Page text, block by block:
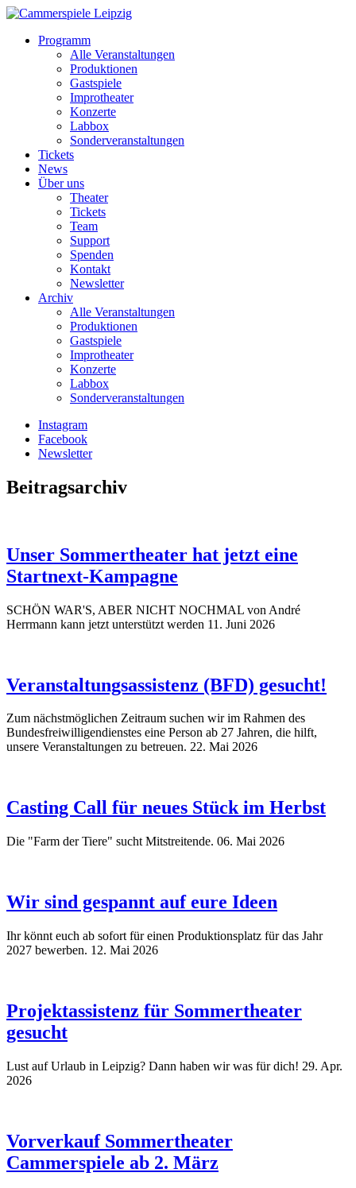
Programm
Alle Veranstaltungen
Produktionen
Gastspiele
Improtheater
Konzerte
Labbox
Sonderveranstaltungen
Tickets
News
Über uns
Theater
Tickets
Team
Support
Spenden
Kontakt
Newsletter
Archiv
Alle Veranstaltungen
Produktionen
Gastspiele
Improtheater
Konzerte
Labbox
Sonderveranstaltungen
Instagram
Facebook
Newsletter
Beitragsarchiv
Unser Sommertheater hat jetzt eine
Startnext-Kampagne
SCHÖN WAR'S, ABER NICHT NOCHMAL von André
Herrmann kann jetzt unterstützt werden 11. Juni 2026
Veranstaltungsassistenz (BFD) gesucht!
Zum nächstmöglichen Zeitraum suchen wir im Rahmen des
Bundesfreiwilligendienstes eine Person ab 27 Jahren, die hilft,
unsere Veranstaltungen zu betreuen. 22. Mai 2026
Casting Call für neues Stück im Herbst
Die "Farm der Tiere" sucht Mitstreitende. 06. Mai 2026
Wir sind gespannt auf eure Ideen
Ihr könnt euch ab sofort für einen Produktionsplatz für das Jahr
2027 bewerben. 12. Mai 2026
Projektassistenz für Sommertheater
gesucht
Lust auf Urlaub in Leipzig? Dann haben wir was für dich! 29. Apr.
2026
Vorverkauf Sommertheater
Cammerspiele ab 2. März